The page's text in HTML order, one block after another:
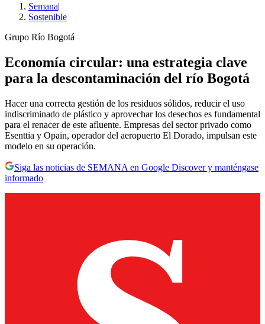
Semana|
Sostenible
Grupo Río Bogotá
Economía circular: una estrategia clave
para la descontaminación del río Bogotá
Hacer una correcta gestión de los residuos sólidos, reducir el uso
indiscriminado de plástico y aprovechar los desechos es fundamental
para el renacer de este afluente. Empresas del sector privado como
Esenttia y Opain, operador del aeropuerto El Dorado, impulsan este
modelo en su operación.
Siga las noticias de SEMANA en Google Discover y manténgase
informado